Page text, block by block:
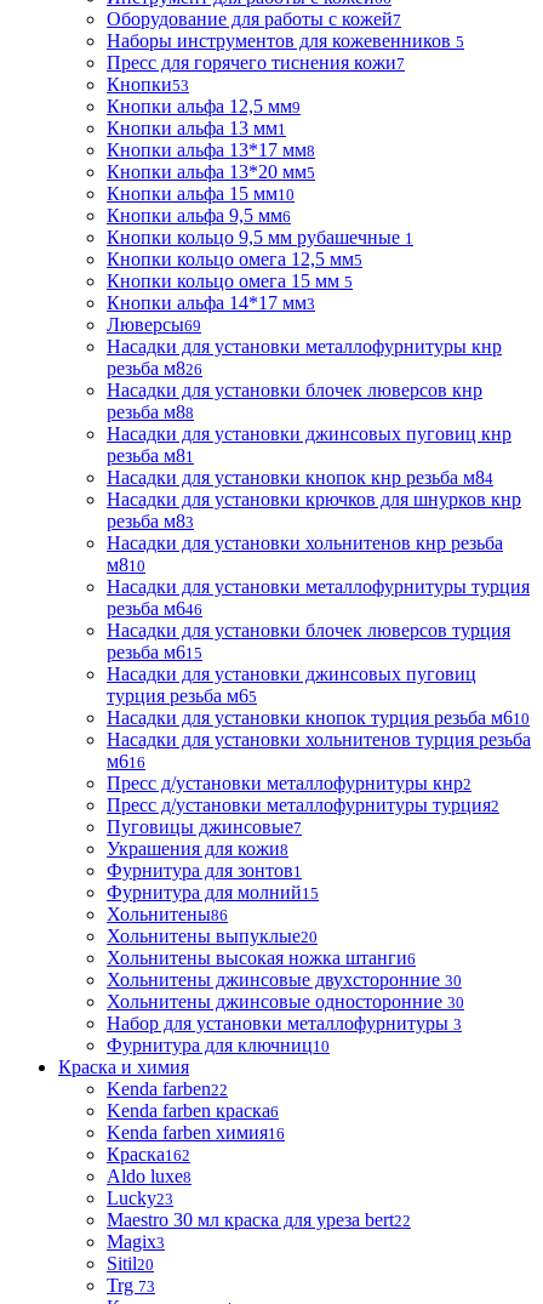
Оборудование для работы с кожей7
Наборы инструментов для кожевенников 5
Пресс для горячего тиснения кожи7
Кнопки53
Кнопки альфа 12,5 мм9
Кнопки альфа 13 мм1
Кнопки альфа 13*17 мм8
Кнопки альфа 13*20 мм5
Кнопки альфа 15 мм10
Кнопки альфа 9,5 мм6
Кнопки кольцо 9,5 мм рубашечные 1
Кнопки кольцо омега 12,5 мм5
Кнопки кольцо омега 15 мм 5
Кнопки альфа 14*17 мм3
Люверсы69
Насадки для установки металлофурнитуры кнр
резьба м826
Насадки для установки блочек люверсов кнр
резьба м88
Насадки для установки джинсовых пуговиц кнр
резьба м81
Насадки для установки кнопок кнр резьба м84
Насадки для установки крючков для шнурков кнр
резьба м83
Насадки для установки хольнитенов кнр резьба
м810
Насадки для установки металлофурнитуры турция
резьба м646
Насадки для установки блочек люверсов турция
резьба м615
Насадки для установки джинсовых пуговиц
турция резьба м65
Насадки для установки кнопок турция резьба м610
Насадки для установки хольнитенов турция резьба
м616
Пресс д/установки металлофурнитуры кнр2
Пресс д/установки металлофурнитуры турция2
Пуговицы джинсовые7
Украшения для кожи8
Фурнитура для зонтов1
Фурнитура для молний15
Хольнитены86
Хольнитены выпуклые20
Хольнитены высокая ножка штанги6
Хольнитены джинсовые двухсторонние 30
Хольнитены джинсовые односторонние 30
Набор для установки металлофурнитуры 3
Фурнитура для ключниц10
Краска и химия
Kenda farben22
Kenda farben краска6
Kenda farben химия16
Краска162
Aldo luxe8
Lucky23
Maestro 30 мл краска для уреза bert22
Magix3
Sitil20
Trg 73